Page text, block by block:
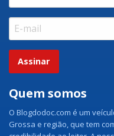
Assinar
Quem somos
O Blogdodoc.com é um
Grossa e região, que tem